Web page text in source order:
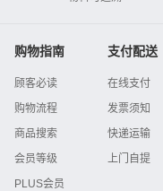
购物指南
顾客必读
购物流程
商品搜索
会员等级
PLUS会员
支付配送
在线支付
发票须知
快递运输
上门自提